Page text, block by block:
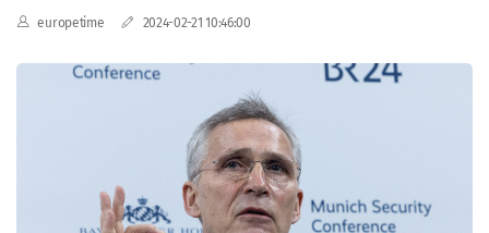
europetime 2024-02-21 10:46:00